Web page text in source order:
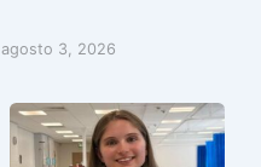
agosto 3, 2026